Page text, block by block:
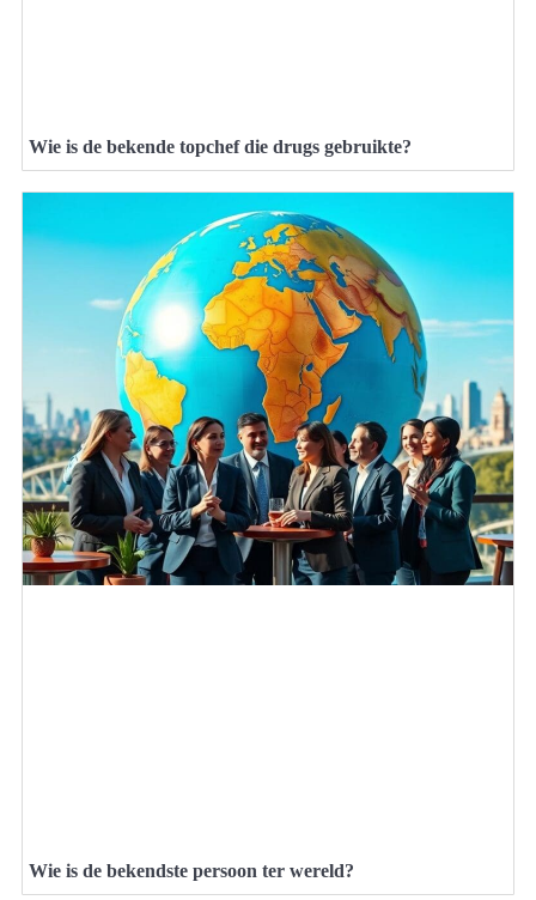
Wie is de bekende topchef die drugs gebruikte?
Wie is de bekendste persoon ter wereld?